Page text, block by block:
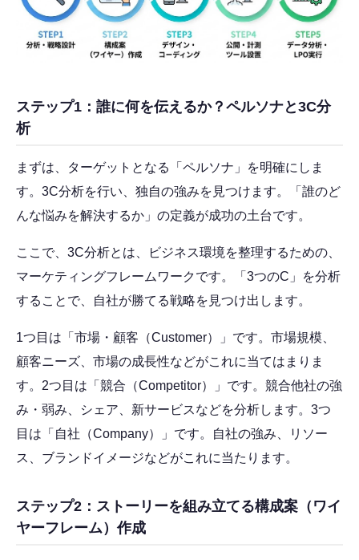
ステップ1：誰に何を伝えるか？ペルソナと3C分
析
まずは、ターゲットとなる「ペルソナ」を明確にしま
す。3C分析を行い、独自の強みを見つけます。「誰のど
んな悩みを解決するか」の定義が成功の土台です。
ここで、3C分析とは、ビジネス環境を整理するための、
マーケティングフレームワークです。「3つのC」を分析
することで、自社が勝てる戦略を見つけ出します。
1つ目は「市場・顧客（Customer）」です。市場規模、
顧客ニーズ、市場の成長性などがこれに当てはまりま
す。2つ目は「競合（Competitor）」です。競合他社の強
み・弱み、シェア、新サービスなどを分析します。3つ
目は「自社（Company）」です。自社の強み、リソー
ス、ブランドイメージなどがこれに当たります。
ステップ2：ストーリーを組み立てる構成案（ワイ
ヤーフレーム）作成